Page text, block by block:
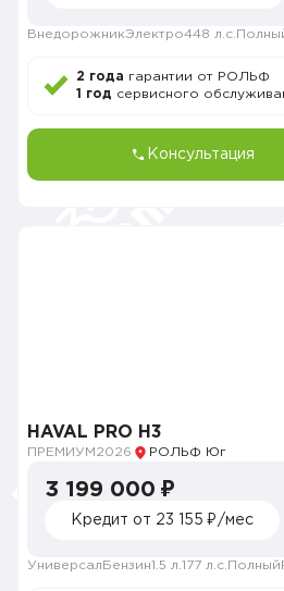
ВнедорожникЭлектро448 л.с.
2 года гарантии от РОЛЬФ
1 год сервисного
Консультация
HAVAL PRO H3
ПРЕМИУМ 2026 РОЛЬФ Юг
3 199 000 ₽
Кредит от 23 155 ₽/мес
Универсал Бензин1.5 л. 177 л.с. Полный